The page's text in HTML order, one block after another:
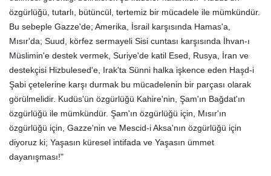
özgürlüğü, tutarlı, bütüncül, tertemiz bir mücadele ile mümkündür.
Bu sebeple Gazze'de; Amerika, İsrail karşısında Hamas'a,
Mısır'da; Suud, körfez sermayeli Sisi cuntası karşısında İhvan-ı
Müslimin'e destek vermek, Suriye'de katil Esed, Rusya, İran ve
destekçisi Hizbulesed'e, Irak'ta Sünni halka işkence eden Haşd-i
Şabi çetelerine karşı durmak bu mücadelenin bir parçası olarak
görülmelidir. Kudüs'ün özgürlüğü Kahire'nin, Şam'ın Bağdat'ın
özgürlüğü ile mümkündür. Şam'ın özgürlüğü için, Mısır'ın
özgürlüğü için, Gazze'nin ve Mescid-i Aksa'nın özgürlüğü için
diyoruz ki; Yaşasın küresel intifada ve Yaşasın ümmet
dayanışması!"